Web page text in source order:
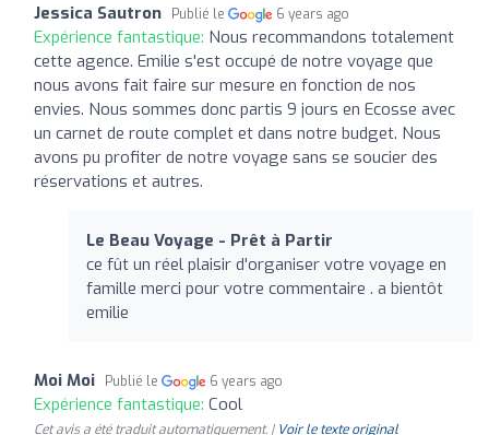
Jessica Sautron Publié le 6 years ago
Expérience fantastique: Nous recommandons totalement
cette agence. Emilie s'est occupé de notre voyage que
nous avons fait faire sur mesure en fonction de nos
envies. Nous sommes donc partis 9 jours en Ecosse avec
un carnet de route complet et dans notre budget. Nous
avons pu profiter de notre voyage sans se soucier des
réservations et autres.
Le Beau Voyage - Prêt à Partir
ce fût un réel plaisir d'organiser votre voyage en
famille merci pour votre commentaire . a bientôt
emilie
Moi Moi Publié le 6 years ago
Expérience fantastique: Cool
Cet avis a été traduit automatiquement. | Voir le texte original